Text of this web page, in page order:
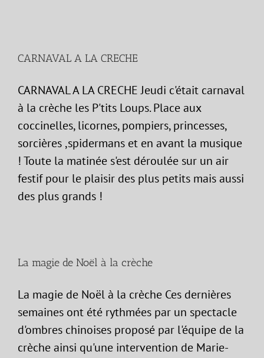
CARNAVAL A LA CRECHE
CARNAVAL A LA CRECHE Jeudi c'était carnaval
à la crèche les P'tits Loups. Place aux
coccinelles, licornes, pompiers, princesses,
sorcières ,spidermans et en avant la musique
! Toute la matinée s'est déroulée sur un air
festif pour le plaisir des plus petits mais aussi
des plus grands !
La magie de Noël à la crèche
La magie de Noël à la crèche Ces dernières
semaines ont été rythmées par un spectacle
d'ombres chinoises proposé par l'équipe de la
crèche ainsi qu'une intervention de Marie-